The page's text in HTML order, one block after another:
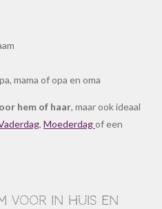
mama of opa en oma
hem of haar, maar ook ideaal
, Moederdagof een
voor in huis en